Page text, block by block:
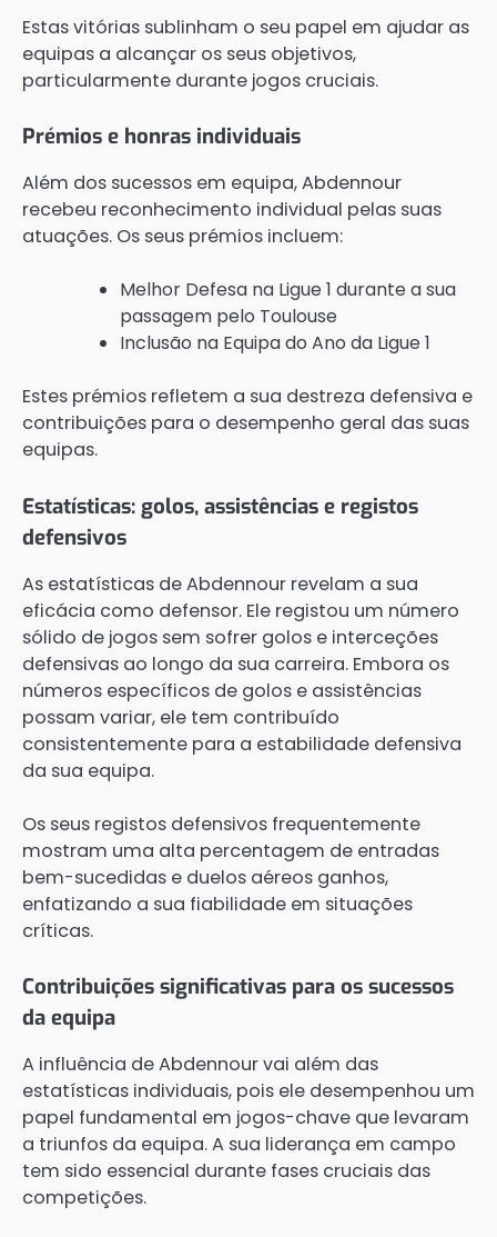
Estas vitórias sublinham o seu papel em ajudar as
equipas a alcançar os seus objetivos,
particularmente durante jogos cruciais.
Prémios e honras individuais
Além dos sucessos em equipa, Abdennour
recebeu reconhecimento individual pelas suas
atuações. Os seus prémios incluem:
Melhor Defesa na Ligue 1 durante a sua
passagem pelo Toulouse
Inclusão na Equipa do Ano da Ligue 1
Estes prémios refletem a sua destreza defensiva e
contribuições para o desempenho geral das suas
equipas.
Estatísticas: golos, assistências e registos
defensivos
As estatísticas de Abdennour revelam a sua
eficácia como defensor. Ele registou um número
sólido de jogos sem sofrer golos e interceções
defensivas ao longo da sua carreira. Embora os
números específicos de golos e assistências
possam variar, ele tem contribuído
consistentemente para a estabilidade defensiva
da sua equipa.
Os seus registos defensivos frequentemente
mostram uma alta percentagem de entradas
bem-sucedidas e duelos aéreos ganhos,
enfatizando a sua fiabilidade em situações
críticas.
Contribuições significativas para os sucessos
da equipa
A influência de Abdennour vai além das
estatísticas individuais, pois ele desempenhou um
papel fundamental em jogos-chave que levaram
a triunfos da equipa. A sua liderança em campo
tem sido essencial durante fases cruciais das
competições.